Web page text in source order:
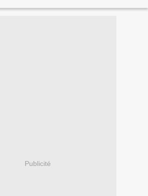
Publicité